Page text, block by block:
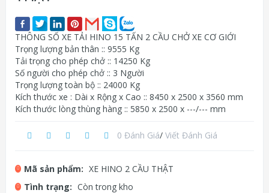
THÔNG SỐ XE TẢI HINO 15 TẤN 2 CẦU CHỞ XE CƠ GIỚI
Trọng lượng bản thân :: 9555 Kg
Tải trọng cho phép chở :: 14250 Kg
Số người cho phép chở :: 3 Người
Trọng lượng toàn bộ :: 24000 Kg
Kích thước xe : Dài x Rộng x Cao :: 8450 x 2500 x 3560 mm
Kích thước lòng thùng hàng :: 5850 x 2500 x ---/--- mm
0 Đánh Giá/ Viết Đánh Giá
Mã sản phẩm: XE HINO 2 CẦU THẬT
Tình trạng: Còn trong kho